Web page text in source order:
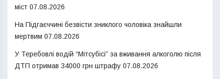
міст 07.08.2026
На Підгаєччині безвісти зниклого чоловіка знайшли
мертвим 07.08.2026
У Теребовлі водій “Мітсубісі” за вживання алкоголю після
ДТП отримав 34000 грн штрафу 07.08.2026